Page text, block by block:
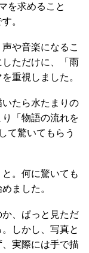
を求めること
。
や音楽になるこ
ただけに、「雨
重視しました。
たら水たまりの
「物語の流れを
て驚いてもらう
。何に驚いても
ました。
、ぱっと見ただ
しかし、写真と
実際には手で描